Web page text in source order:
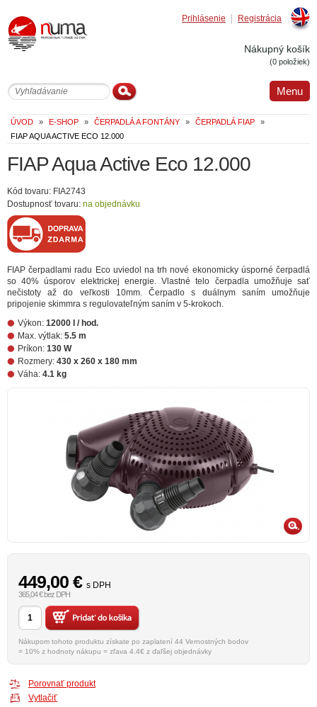
Registrácia
Prihlásenie
Nákupný košík
(0 položiek)
Menu
ÚVOD » E-SHOP » ČERPADLÁ A FONTÁNY » ČERPADLÁ FIAP
»
FIAP AQUA ACTIVE ECO 12.000
FIAP Aqua Active Eco 12.000
Kód tovaru: FIA2743
Dostupnosť tovaru: na objednávku
FIAP čerpadlami radu Eco uviedol na trh nové ekonomicky úsporné čerpadlá
so 40% úsporov elektrickej energie. Vlastné telo čerpadla umožňuje sať
nečistoty až do veľkosti 10mm. Čerpadlo s duálnym saním umožňuje
pripojenie skimmra s regulovateľným saním v 5-krokoch.
Výkon: 12000 l / hod.
Max. výtlak: 5.5 m
Príkon: 130 W
Rozmery: 430 x 260 x 180 mm
Váha: 4.1 kg
449,00 € s DPH
365,04 € bez DPH
Nákupom tohoto produktu získate po zaplatení 44 Vernostných bodov
= 10% z hodnoty nákupu = zľava 4.4€ z ďaľšej objednávky
Porovnať produkt
Vytlačiť